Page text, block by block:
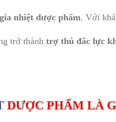
nhiệt dược phẩm. Với
trở thành trợ thủ đắc lực
DƯỢC PHẨM LÀ